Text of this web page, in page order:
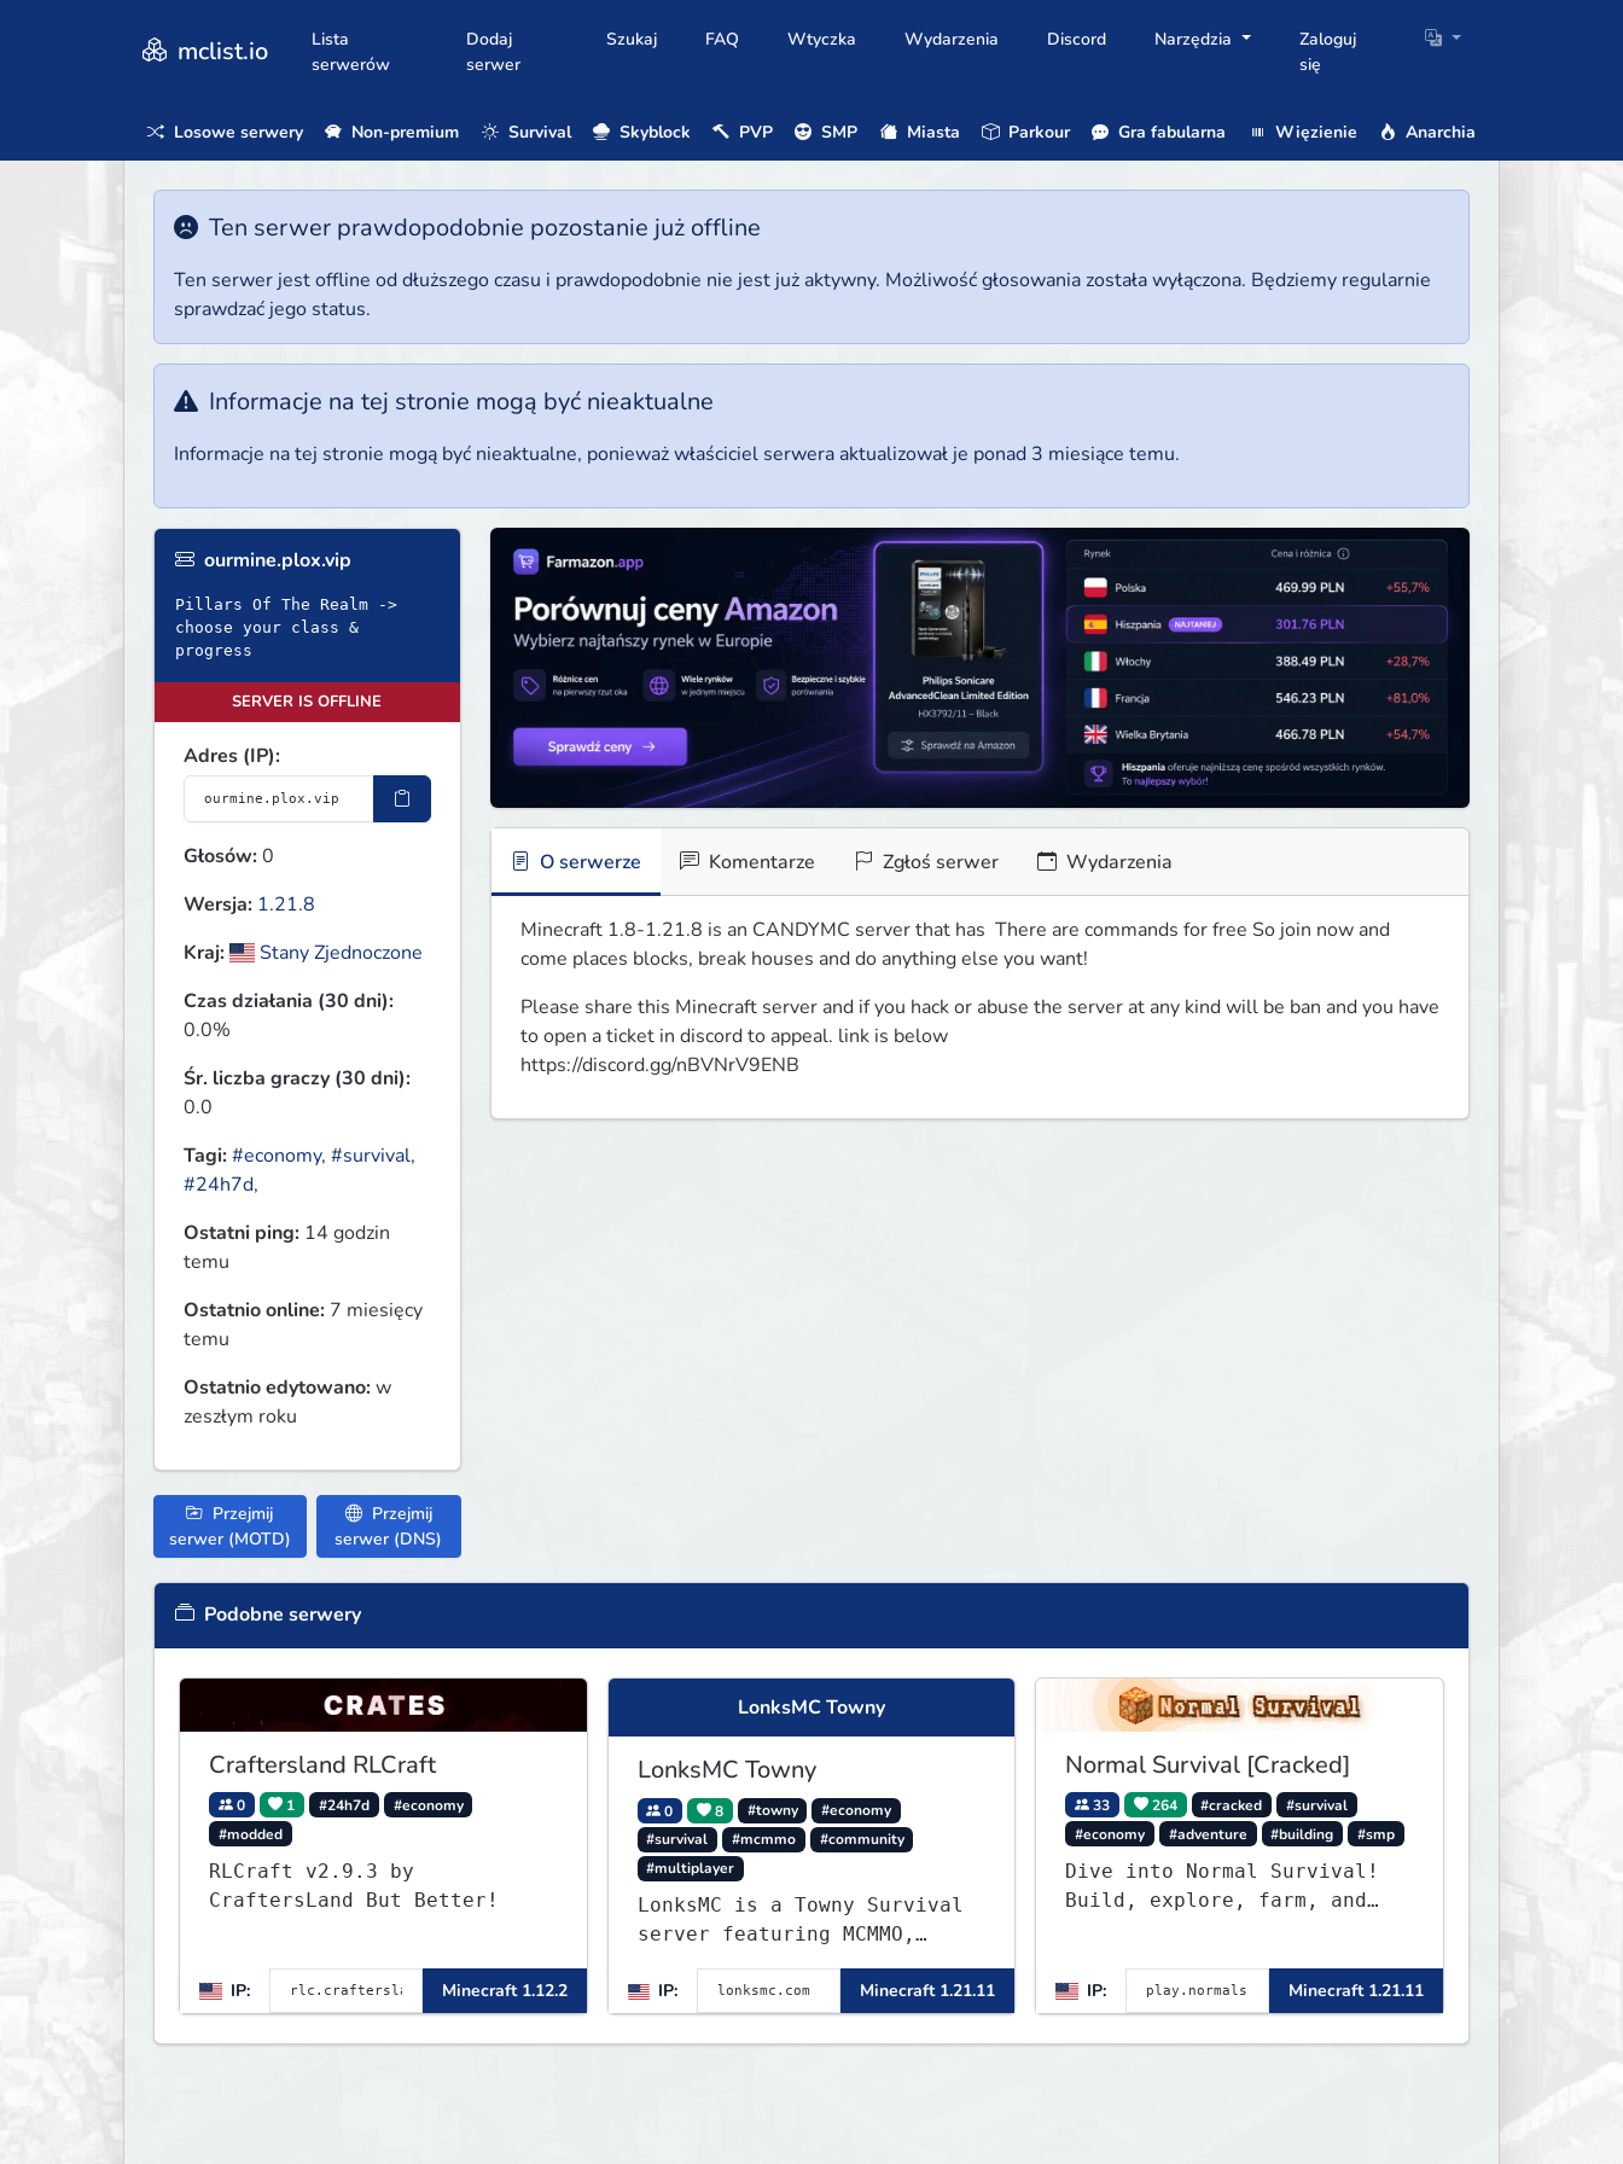
mclist.io
Lista
serwerów
Dodaj
serwer
Szukaj FAQ Wtyczka Wydarzenia Discord Narzędzia
Zaloguj
się
Losowe serwery Non-premium Survival Skyblock PVP SMP Miasta Parkour Gra fabularna Więzienie Anarchia
Ten serwer prawdopodobnie pozostanie już offline
Ten serwer jest offline od dłuższego czasu i prawdopodobnie nie jest już aktywny. Możliwość głosowania została wyłączona. Będziemy regularnie
sprawdzać jego status.
Informacje na tej stronie mogą być nieaktualne
Informacje na tej stronie mogą być nieaktualne, ponieważ właściciel serwera aktualizował je ponad 3 miesiące temu.
ourmine.plox.vip
Pillars Of The Realm ->
choose your class &
progress
SERVER IS OFFLINE
Adres (IP):
Głosów:0
Wersja: 1.21.8
Kraj:
Stany Zjednoczone
Czas działania (30 dni):
0.0%
Śr. liczba graczy (30 dni):
0.0
Tagi:#economy, #survival,
#24h7d,
Ostatni ping: 14 godzin
temu
Ostatnio online: 7 miesięcy
temu
Ostatnio edytowano:w
zeszłym roku
Przejmij
serwer (MOTD)
Przejmij
serwer (DNS)
O serwerze Komentarze Zgłoś serwer Wydarzenia
Minecraft 1.8-1.21.8 is an CANDYMC server that has  There are commands for free So join now and
come places blocks, break houses and do anything else you want!
Please share this Minecraft server and if you hack or abuse the server at any kind will be ban and you have
to open a ticket in discord to appeal. link is below
https://discord.gg/nBVNrV9ENB
Podobne serwery
Craftersland RLCraft
0 1 #24h7d
#economy
#modded
RLCraft v2.9.3 by
CraftersLand But Better!
IP: Minecraft 1.12.2
LonksMC Towny
LonksMC Towny
0 8 #towny
#economy
#survival
#mcmmo
#community
#multiplayer
LonksMC is a Towny Survival
server featuring MCMMO,
Jobs, free rank progression,
and weekly events. We focus
on a friendly community,
balanced economy, and long-
IP: Minecraft 1.21.11
Normal Survival [Cracked]
33 264 #cracked
#survival
#economy
#adventure #building #smp
Dive into Normal Survival!
Build, explore, farm, and
updates, new features, and
endless adventures!
IP: Minecraft 1.21.11